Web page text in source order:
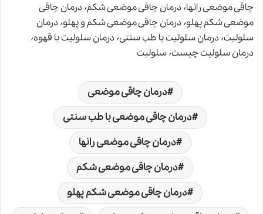
چاقی موضعی رانها٬ درمان چاقی موضعی شکم٬ درمان چاقی
موضعی شکم پهلو٬ درمان چاقی موضعی شکم و پهلو٬ درمان
سلولیت٬ درمان سلولیت با طب سنتی٬ درمان سلولیت با قهوه٬
درمان سلولیت چیست٬ سلولیت
درمان چاقی موضعی
درمان چاقی موضعی با طب سنتی
درمان چاقی موضعی رانها
درمان چاقی موضعی شکم
درمان چاقی موضعی شکم پهلو